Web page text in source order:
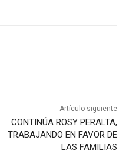
Artículo siguiente
CONTINÚA ROSY PERALTA,
TRABAJANDO EN FAVOR DE
LAS FAMILIAS